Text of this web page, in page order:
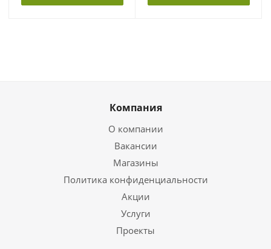
Компания
О компании
Вакансии
Магазины
Политика конфиденциальности
Акции
Услуги
Проекты